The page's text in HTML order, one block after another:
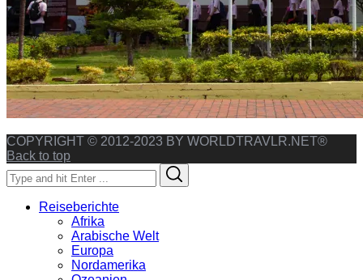
COPYRIGHT © 2012-2023 BY WORLDTRAVLR.NET®
Back to top
Search
for:
Reiseberichte
Afrika
Arabische Welt
Europa
Nordamerika